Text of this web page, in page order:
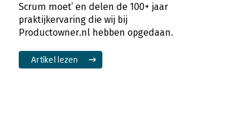
Scrum moet’ en delen de 100+ jaar
praktijkervaring die wij bij
Productowner.nl hebben opgedaan.
Artikel lezen